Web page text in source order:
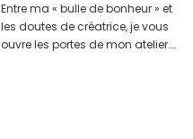
Entre ma « bulle de bonheur » et
les doutes de créatrice, je vous
ouvre les portes de mon atelier.